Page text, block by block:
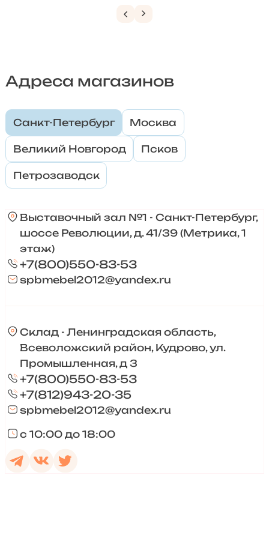
Адреса магазинов
Санкт-Петербург Москва
Великий Новгород Псков
Петрозаводск
Выставочный зал №1 - Санкт-Петербург,
шоссе Революции, д. 41/39 (Метрика, 1
этаж)
+7(800)550-83-53
spbmebel2012@yandex.ru
Склад - Ленинградская область,
Всеволожский район, Кудрово, ул.
Промышленная, д 3
+7(800)550-83-53
+7(812)943-20-35
spbmebel2012@yandex.ru
с 10:00 до 18:00